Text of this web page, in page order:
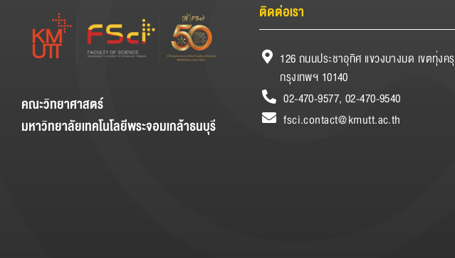
คณะวิทยาศาสตร์
มหาวิทยาลัยเทคโนโลยีพระจอมเกล้าธนบุรี
ติดต่อเรา
126 ถนนประชาอุทิศ แขวงบางมด เขตทุ่งครุ
กรุงเทพฯ 10140
02-470-9577, 02-470-9540
fsci.contact@kmutt.ac.th